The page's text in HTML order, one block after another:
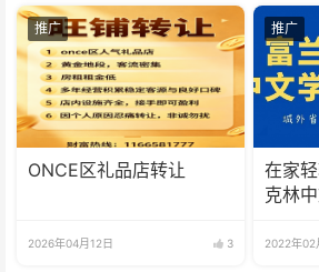
推广
ONCE区礼品店转让
2026年04月12日 3
推广
在家
克林
2022年02